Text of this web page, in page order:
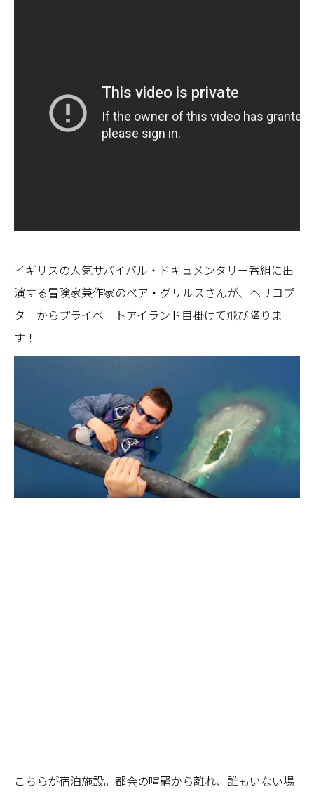
イギリスの人気サバイバル・ドキュメンタリー番組に出
演する冒険家兼作家のベア・グリルスさんが、ヘリコプ
ターからプライベートアイランド目掛けて飛び降りま
す！
こちらが宿泊施設。都会の喧騒から離れ、誰もいない場